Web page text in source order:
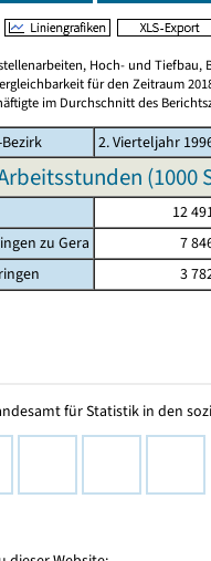
Hoch- und
für den Zeitraum
im Durchschnitt des
2. Vierteljahr
(1000
12
zu Gera
7
3
für Statistik in den